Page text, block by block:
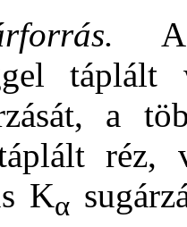
A
táplált
a
réz,
Kα